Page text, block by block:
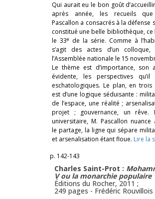
Qui aurait eu le bon goût
après année, les recueils que
Pascallon a consacrés à la défense
constitué une belle bibliothèque, ce
le 33e de la série. Comme à
s’agit des actes d’un
l’Assemblée nationale le 15
Le thème est d’importance, son
évidente, les perspectives qu’il
eschatologiques. Le plan, en trois
est d’une logique séduisante :
de l’espace, une réalité ;
projet ; gouvernance, un rêve.
universitaire, M. Pascallon nuance
le partage, la ligne qui sépare
et arsenalisation étant floue. Lire la
p. 142-143
Charles Saint-Prot :
V ou la monarchie populaire
Éditions du Rocher, 2011 ;
249 pages - Frédéric Rouvillois